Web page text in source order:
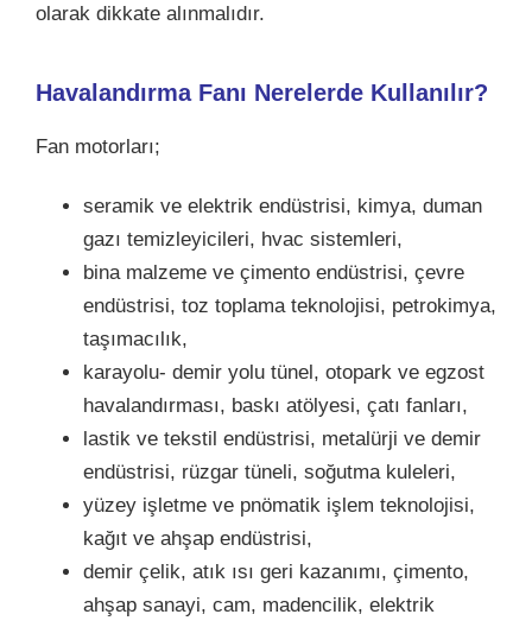
olarak dikkate alınmalıdır.
Havalandırma Fanı Nerelerde Kullanılır?
Fan motorları;
seramik ve elektrik endüstrisi, kimya, duman
gazı temizleyicileri, hvac sistemleri,
bina malzeme ve çimento endüstrisi, çevre
endüstrisi, toz toplama teknolojisi, petrokimya,
taşımacılık,
karayolu- demir yolu tünel, otopark ve egzost
havalandırması, baskı atölyesi, çatı fanları,
lastik ve tekstil endüstrisi, metalürji ve demir
endüstrisi, rüzgar tüneli, soğutma kuleleri,
yüzey işletme ve pnömatik işlem teknolojisi,
kağıt ve ahşap endüstrisi,
demir çelik, atık ısı geri kazanımı, çimento,
ahşap sanayi, cam, madencilik, elektrik